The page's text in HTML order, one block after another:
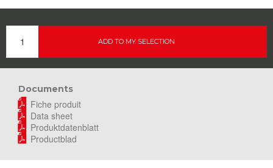
ADD TO MY SELECTION
Documents
Fiche produit
Data sheet
Produktdatenblatt
Productblad